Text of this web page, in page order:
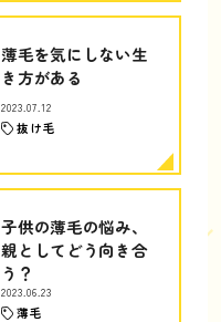
薄毛を気にしない生
き方がある
2023.07.12
抜け毛
子供の薄毛の悩み、
親としてどう向き合
う？
2023.06.23
薄毛